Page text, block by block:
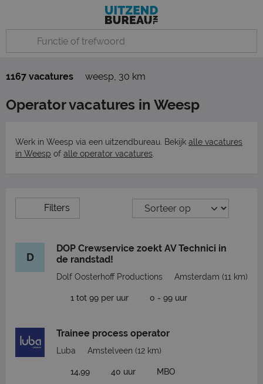
1167 vacatures weesp, 30 km
Operator vacatures in Weesp
Werk in Weesp via een uitzendbureau. Bekijk alle vacatures
in Weesp of alle operator vacatures
Filters
D
DOP Crewservice zoekt AV Technici in
de randstad!
Dolf Oosterhoff Productions Amsterdam (11 km)
1 tot 99 per uur 0 - 99 uur
Trainee process operator
Luba Amstelveen (12 km)
14,99 40 uur MBO